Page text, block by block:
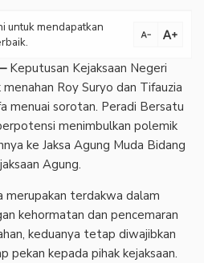
untuk mendapatkan
text_decrease text_increase
Keputusan Kejaksaan Negeri
Roy Suryo dan Tifauzia
menuai sorotan. Peradi Bersatu
menimbulkan polemik
ke Jaksa Agung Muda Bidang
Agung.
merupakan terdakwa dalam
kehormatan dan pencemaran
keduanya tetap diwajibkan
pekan kepada pihak kejaksaan.